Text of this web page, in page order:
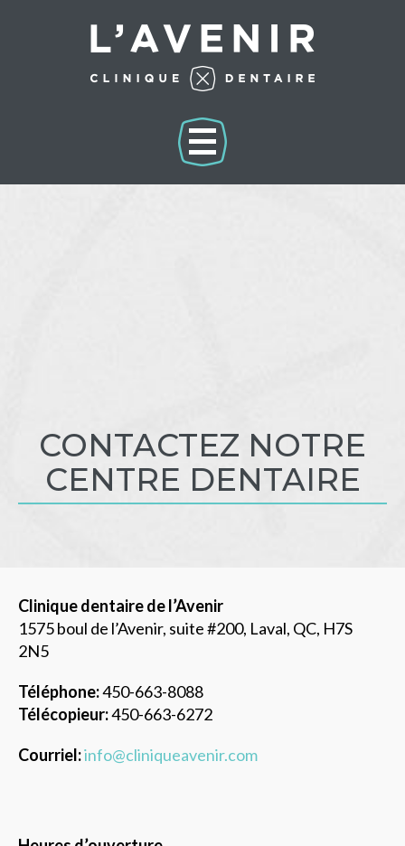
CONTACTEZ NOTRE
CENTRE DENTAIRE
Clinique dentaire de l’Avenir
1575 boul de l’Avenir, suite #200, Laval, QC, H7S
2N5
Téléphone:450-663-8088
Télécopieur:450-663-6272
Courriel:info@cliniqueavenir.com